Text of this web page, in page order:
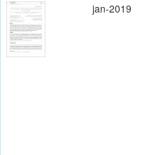
jan-2019